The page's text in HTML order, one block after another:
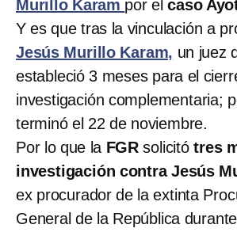
Murillo Karam por elcaso
Y es que tras la vinculación a
Jesús Murillo Karam, un juez
estableció 3 meses para el
investigación complementaria;
terminó el 22 de noviembre.
Por lo que la FGR solicitótres
investigación contra Jesús
ex procurador de la extinta
General de la República